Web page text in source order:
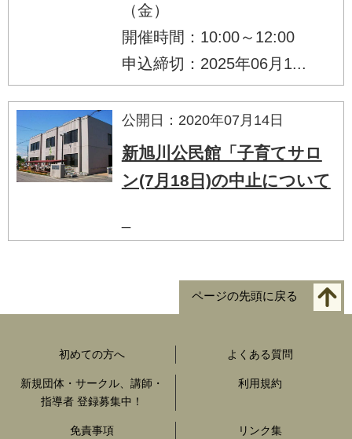
（金）
開催時間：10:00～12:00
申込締切：2025年06月1...
公開日：2020年07月14日
新旭川公民館「子育てサロ
ン(7月18日)の中止について
ページの先頭に戻る
初めての方へ よくある質問
新規団体・サークル、講師・
指導者 登録募集中！
利用規約
免責事項 リンク集